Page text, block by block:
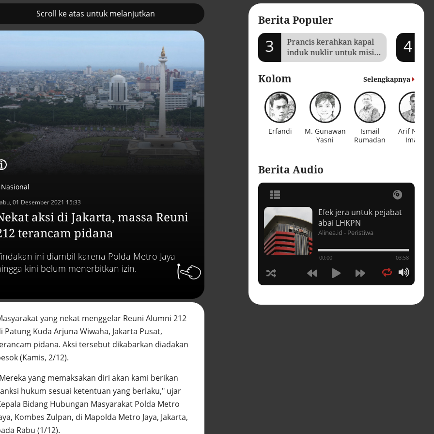
Scroll ke atas untuk melanjutkan
Nasional
01 Desember 2021 15:33
aksi di Jakarta, massa Reuni
terancam pidana
ini diambil karena Polda Metro Jaya
kini belum menerbitkan izin.
yang nekat menggelar Reuni Alumni 212
Patung Kuda Arjuna Wiwaha, Jakarta Pusat,
pidana. Aksi tersebut dikabarkan diadakan
(Kamis, 2/12).
yang memaksakan diri akan kami berikan
hukum sesuai ketentuan yang berlaku," ujar
Bidang Hubungan Masyarakat Polda Metro
Kombes Zulpan, di Mapolda Metro Jaya, Jakarta,
Rabu (1/12).
Berita Populer
Tambahan TKD
menggerakkan 42
kegiatan di
Lhokseumawe
3
Prancis kerahkan kapal
induk nuklir untuk misi
Selat Hormuz
4
Kolom Selengkapnya
Erfandi
M. Gunawan
Yasni
Ismail
Rumadan
Arif Nurul
Imam
Berita Audio
Efek jera untuk pejabat
Buku berusia 900 tahun
ditemukan di arsip rahasia
Vatikan, ada prediksi tahun
Alinea.id - Peristiwa
Akar persoalan
berulangnya kekerasan
terhadap PMI di Malaysia
Alinea.id - Peristiwa
diproses hukum
Alinea.id - Peristiwa
Ahok terealisasi di Pilpres
Efek jera untuk pejabat
abai LHKPN
Alinea.id - Peristiwa
00:00 03:58